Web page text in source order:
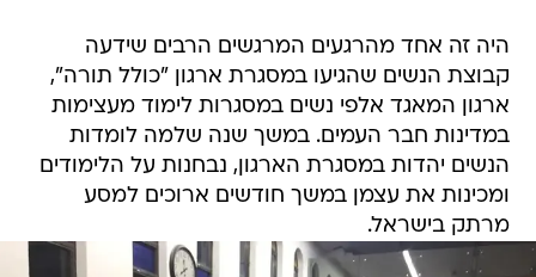
היה זה אחד מהרגעים המרגשים הרבים שידעה
קבוצת הנשים שהגיעו במסגרת ארגון "כולל תורה",
ארגון המאגד אלפי נשים במסגרות לימוד מעצימות
במדינות חבר העמים. במשך שנה שלמה לומדות
הנשים יהדות במסגרת הארגון, נבחנות על הלימודים
ומכינות את עצמן במשך חודשים ארוכים למסע
מרתק בישראל.